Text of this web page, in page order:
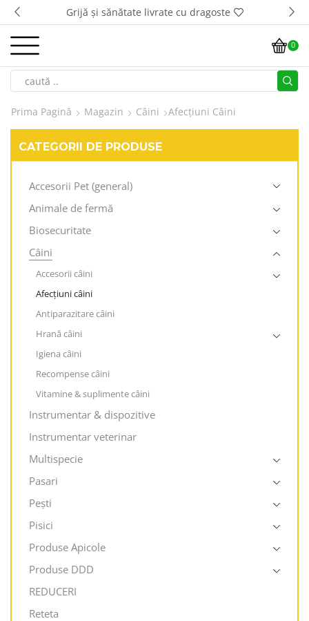
Grijă și sănătate livrate cu dragoste
0
Prima Pagină Magazin Câini Afecțiuni Câini
CATEGORII DE PRODUSE
Accesorii Pet (general)
Animale de fermă
Biosecuritate
Câini
Accesorii câini
Afecțiuni câini
Antiparazitare câini
Hrană câini
Igiena câini
Recompense câini
Vitamine & suplimente câini
Instrumentar & dispozitive
Instrumentar veterinar
Multispecie
Pasari
Pești
Pisici
Produse Apicole
Produse DDD
REDUCERI
Reteta